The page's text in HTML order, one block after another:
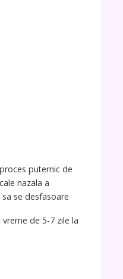
puternic de
nazala a
se desfasoare
de 5-7 zile la